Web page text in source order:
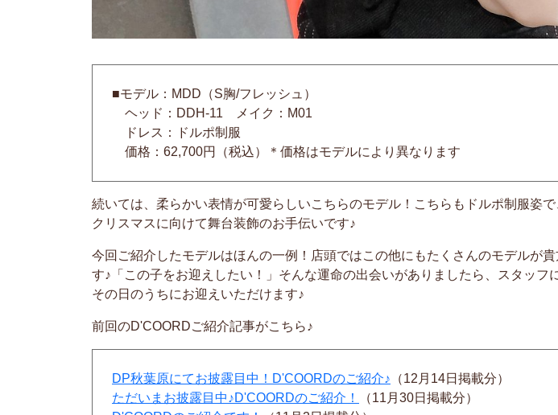
■モデル：MDD（S胸/フレッシュ）
ヘッド：DDH-11 メイク：M01
ドレス：ドルポ制服
価格：62,700円（税込）＊価格はモデルにより異なります
続いては、柔らかい表情が可愛らしいこちらのモデル！こちらもドルポ制服姿
クリスマスに向けて舞台装飾のお手伝いです♪
今回ご紹介したモデルはほんの一例！店頭ではこの他にもたくさんのモデルが
す♪「この子をお迎えしたい！」そんな運命の出会いがありましたら、スタッフ
その日のうちにお迎えいただけます♪
前回のD'COORDご紹介記事がこちら♪
DP秋葉原にてお披露目中！D'COORDのご紹介♪ （12月14日掲載分）
ただいまお披露目中♪D'COORDのご紹介！
（11月30日掲載分）